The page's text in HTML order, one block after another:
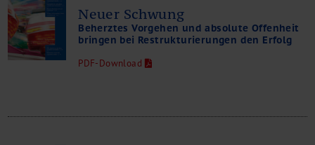
Neuer Schwung
Beherztes Vorgehen und absolute Offenheit
bringen bei Restrukturierungen den Erfolg
PDF-Download